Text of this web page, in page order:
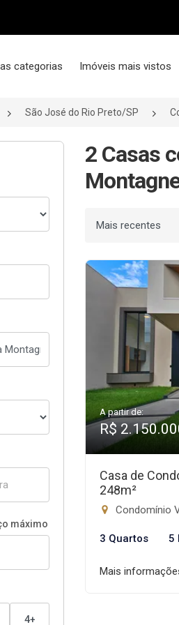
categorias Imóveis mais vistos
São José do Rio Preto/SP
máximo
4+
2 Casas
Ordenar por
A partir de:
R$
Casa de
248m²
Condomínio
3 Quartos 5
Mais